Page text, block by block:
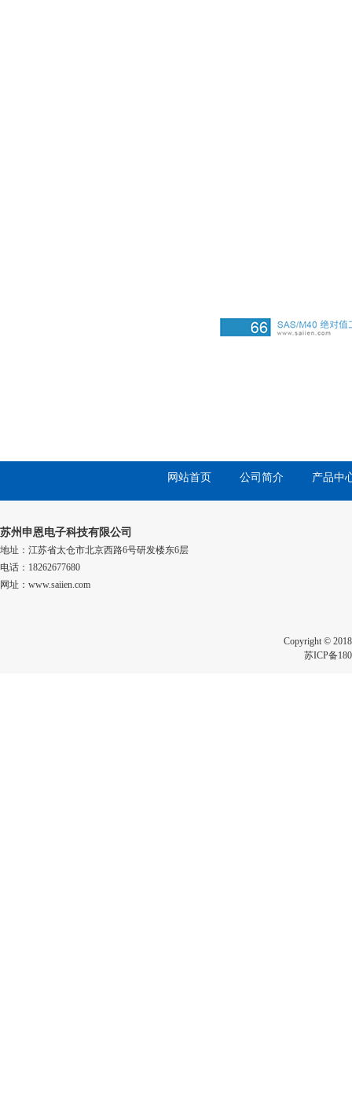
网站首页 公司简介 产品中
苏州申恩电子科技有限公司
地址：江苏省太仓市北京西路6号研发楼东6层
电话：18262677680
网址：www.saiien.com
Copyright ©
苏ICP备